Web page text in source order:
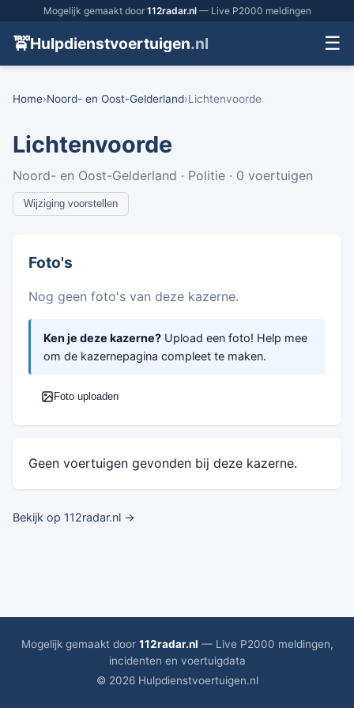
Mogelijk gemaakt door 112radar.nl— Live P2000 meldingen
🚖Hulpdienstvoertuigen.nl ☰
Home›Noord- en Oost-Gelderland›Lichtenvoorde
Lichtenvoorde
Noord- en Oost-Gelderland · Politie · 0 voertuigen
Wijziging voorstellen
Foto's
Nog geen foto's van deze kazerne.
Ken je deze kazerne? Upload een foto! Help mee
om de kazernepagina compleet te maken.
Foto uploaden
Geen voertuigen gevonden bij deze kazerne.
Bekijk op 112radar.nl →
Mogelijk gemaakt door 112radar.nl — Live P2000 meldingen,
incidenten en voertuigdata
© 2026 Hulpdienstvoertuigen.nl